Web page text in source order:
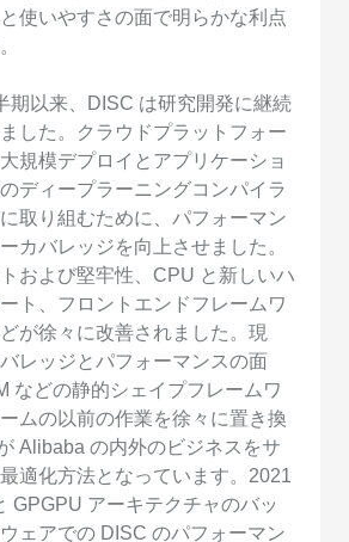
使いやすさの面で明らかな利点
期以来、DISC は研究開発に継続
した。クラウドプラットフォー
規模デプロイとアプリケーショ
ディープラーニングコンパイラ
取り組むために、パフォーマン
カバレッジを向上させました。
および堅牢性、CPU と新しいハ
ト、フロントエンドフレームワ
が徐々に改善されました。現
レッジとパフォーマンスの面
などの静的シェイプフレームワ
ムの以前の作業を徐々に置き換
Alibaba の内外のビジネスをサ
適化方法となっています。2021
GPGPU アーキテクチャのバッ
ェアでの DISC のパフォーマン